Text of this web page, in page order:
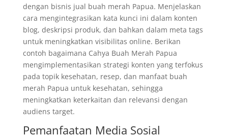
dengan bisnis jual buah merah Papua. Menjelaskan
cara mengintegrasikan kata kunci ini dalam konten
blog, deskripsi produk, dan bahkan dalam meta tags
untuk meningkatkan visibilitas online. Berikan
contoh bagaimana Cahya Buah Merah Papua
mengimplementasikan strategi konten yang terfokus
pada topik kesehatan, resep, dan manfaat buah
merah Papua untuk kesehatan, sehingga
meningkatkan keterkaitan dan relevansi dengan
audiens target.
Pemanfaatan Media Sosial